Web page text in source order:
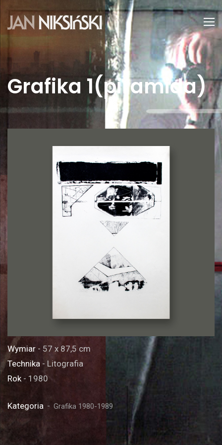
Grafika 1(piramida)
Wymiar - 57 x 87,5 cm
Technika - Litografia
Rok- 1980
Kategoria Grafika 1980-1989